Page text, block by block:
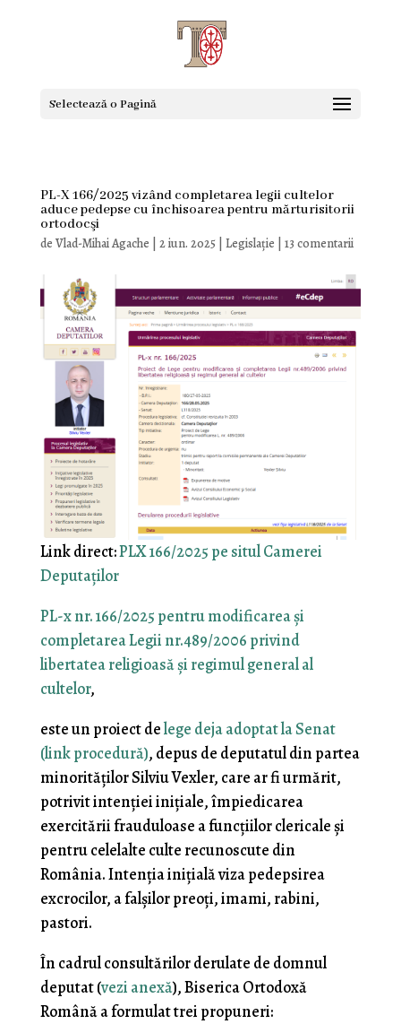
Selectează o Pagină
PL-X 166/2025 vizând completarea legii cultelor
aduce pedepse cu închisoarea pentru mărturisitorii
ortodocşi
de Vlad-Mihai Agache 2 iun. 2025| Legislație 13 comentarii
Link direct:PLX 166/2025 pe situl Camerei
Deputaţilor
PL-x nr. 166/2025 pentru modificarea şi
completarea Legii nr.489/2006 privind
libertatea religioasă şi regimul general al
cultelor,
este un proiect delege deja adoptat la Senat
(link procedură), depus de deputatul din partea
minorităţilor Silviu Vexler, care ar fi urmărit,
potrivit intenţiei iniţiale, împiedicarea
exercitării frauduloase a funcţiilor clericale şi
pentru celelalte culte recunoscute din
România. Intenţia iniţială viza pedepsirea
excrocilor, a falşilor preoţi, imami, rabini,
pastori.
În cadrul consultărilor derulate de domnul
deputat (vezi anexă), Biserica Ortodoxă
Română a formulat trei propuneri: